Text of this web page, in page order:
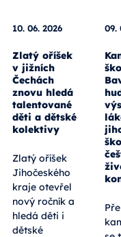
10. 06. 2026
Zlatý oříšek
v jižních
Čechách
znovu hledá
talentované
děti a dětské
kolektivy
Zlatý oříšek
Jihočeského
kraje otevřel
nový ročník a
hledá děti i
dětské
09.